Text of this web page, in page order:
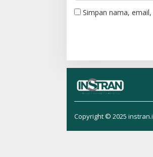
Simpan nama,
Copyright © 2025